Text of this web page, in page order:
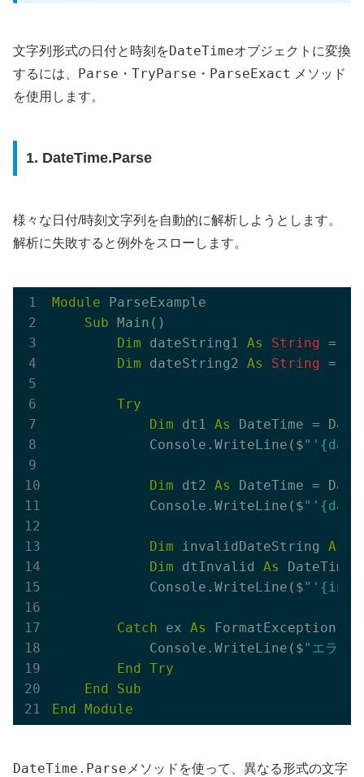
文字列形式の日付と時刻をDateTimeオブジェクトに変換
するには、 Parse ・ TryParse ・ ParseExact メソッド
を使用します。
1. DateTime.Parse
様々な日付/時刻文字列を自動的に解析しようとします。
解析に失敗すると例外をスローします。
Module ParseExample
Sub Main()
Dim dateString1 As String =
Dim dateString2 As String =
Try
Dim dt1 As
DateTime =
            Console.WriteLine($
Dim dt2 As
DateTime =
            Console.WriteLine($
Dim invalidDateString As
Dim dtInvalid As
            Console.WriteLine($
Catch ex As
FormatException
            Console.WriteLine($
"エラー:
End
Try
End
Sub
End
Module
DateTime.Parse メソッドを使って、異なる形式の文字